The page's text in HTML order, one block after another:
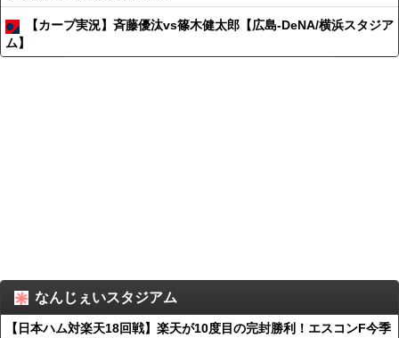
【カープ実況】斉藤優汰vs篠木健太郎【広島-DeNA/横浜スタジア
ム】
なんじぇいスタジアム
【日本ハム対楽天18回戦】楽天が10度目の完封勝利！エスコンF今季